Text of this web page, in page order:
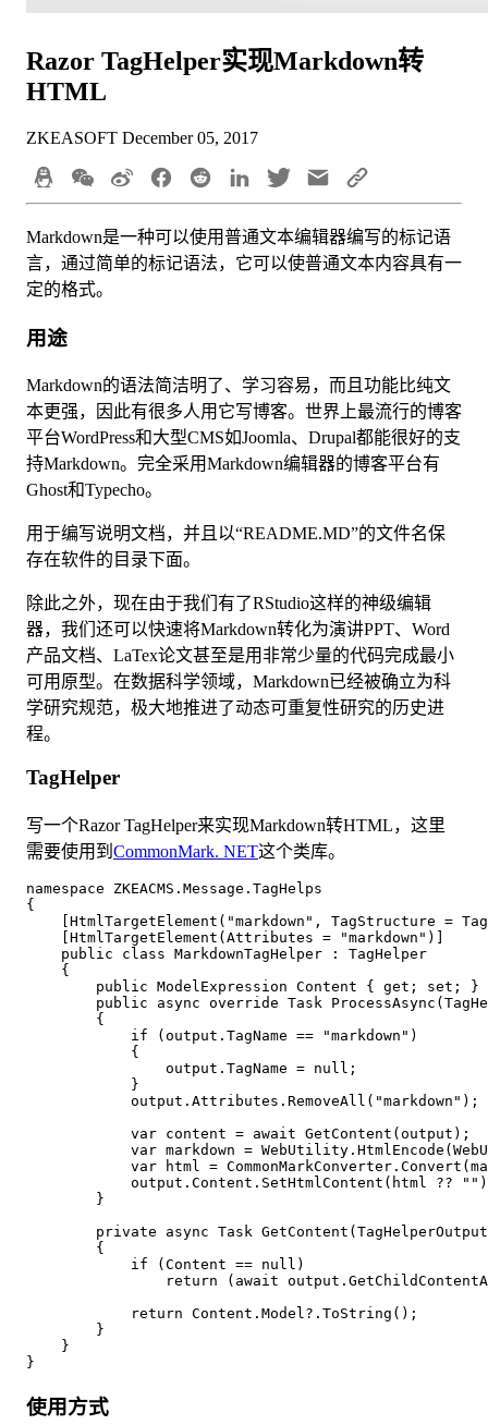
Razor TagHelper实现Markdown转
HTML
ZKEASOFT December 05, 2017
Markdown是一种可以使用普通文本编辑器编写的标记语
言，通过简单的标记语法，它可以使普通文本内容具有一
定的格式。
用途
Markdown的语法简洁明了、学习容易，而且功能比纯文
本更强，因此有很多人用它写博客。世界上最流行的博客
平台WordPress和大型CMS如Joomla、Drupal都能很好的支
持Markdown。完全采用Markdown编辑器的博客平台有
Ghost和Typecho。
用于编写说明文档，并且以“README.MD”的文件名保
存在软件的目录下面。
除此之外，现在由于我们有了RStudio这样的神级编辑
器，我们还可以快速将Markdown转化为演讲PPT、Word
产品文档、LaTex论文甚至是用非常少量的代码完成最小
可用原型。在数据科学领域，Markdown已经被确立为科
学研究规范，极大地推进了动态可重复性研究的历史进
程。
TagHelper
写一个Razor TagHelper来实现Markdown转HTML，这里
需要使用到 CommonMark. NET这个类库。
namespace ZKEACMS.Message.TagHelps
{
[HtmlTargetElement("markdown", TagStructure =
    [HtmlTargetElement(Attributes = "markdown")]
    public class MarkdownTagHelper : TagHelper
    {
        public ModelExpression Content { get; set; }
public async override Task
        {
            if (output.TagName == "markdown")
            {
                output.TagName = null;
            }
            output.Attributes.RemoveAll("markdown");
            var content = await GetContent(output);
var markdown =
var html =
output.Content.SetHtmlContent(html ??
        }
        private async Task
        {
            if (Content == null)
return (await
            return Content.Model?.ToString();
        }
    }
使用方式